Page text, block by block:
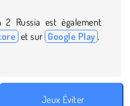
Russia est également
et sur Google Play .
Jeux Éviter